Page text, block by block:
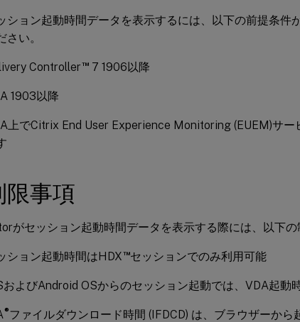
ション起動時間データを表示するには、以下の前提条件
さい。
Controller™7 1906以降
1903以降
上でCitrix End User Experience Monitoring (EUEM)サー
限事項
がセッション起動時間データを表示する際には、以下の
ション起動時間はHDX™セッションでのみ利用可能
およびAndroid OSからのセッション起動では、VDA起動
®ファイルダウンロード時間 (IFDCD) は、ブラウザーか